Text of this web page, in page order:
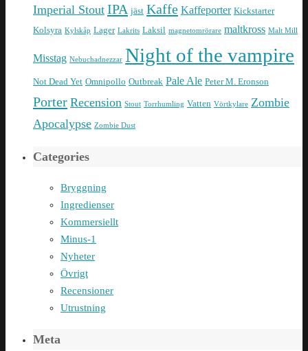
Imperial Stout IPA jäst Kaffe Kaffeporter Kickstarter
Kolsyra Kylskåp Lager Lakrits Laksil magnetomrörare maltkross Malt Mill
Misstag Nebuchadnezzar Night of the vampire
Not Dead Yet Omnipollo Outbreak Pale Ale Peter M. Eronson
Porter Recension Stout Torrhumling Vatten Vörtkylare Zombie
Apocalypse Zombie Dust
Categories
Bryggning
Ingredienser
Kommersiellt
Minus-1
Nyheter
Övrigt
Recensioner
Utrustning
Meta